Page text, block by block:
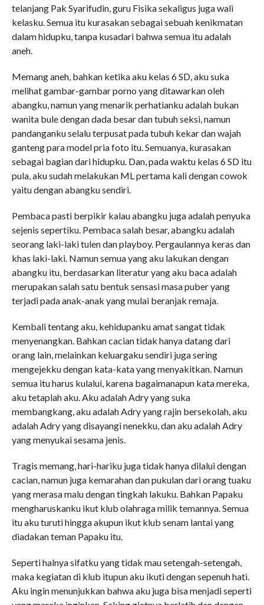
telanjang Pak Syarifudin, guru Fisika sekaligus juga wali
kelasku. Semua itu kurasakan sebagai sebuah kenikmatan
dalam hidupku, tanpa kusadari bahwa semua itu adalah
aneh.
Memang aneh, bahkan ketika aku kelas 6 SD, aku suka
melihat gambar-gambar porno yang ditawarkan oleh
abangku, namun yang menarik perhatianku adalah bukan
wanita bule dengan dada besar dan tubuh seksi, namun
pandanganku selalu terpusat pada tubuh kekar dan wajah
ganteng para model pria foto itu. Semuanya, kurasakan
sebagai bagian dari hidupku. Dan, pada waktu kelas 6 SD itu
pula, aku sudah melakukan ML pertama kali dengan cowok
yaitu dengan abangku sendiri.
Pembaca pasti berpikir kalau abangku juga adalah penyuka
sejenis sepertiku. Pembaca salah besar, abangku adalah
seorang laki-laki tulen dan playboy. Pergaulannya keras dan
khas laki-laki. Namun semua yang aku lakukan dengan
abangku itu, berdasarkan literatur yang aku baca adalah
merupakan salah satu bentuk sensasi masa puber yang
terjadi pada anak-anak yang mulai beranjak remaja.
Kembali tentang aku, kehidupanku amat sangat tidak
menyenangkan. Bahkan cacian tidak hanya datang dari
orang lain, melainkan keluargaku sendiri juga sering
mengejekku dengan kata-kata yang menyakitkan. Namun
semua itu harus kulalui, karena bagaimanapun kata mereka,
aku tetaplah aku. Aku adalah Adry yang suka
membangkang, aku adalah Adry yang rajin bersekolah, aku
adalah Adry yang disayangi nenekku, dan aku adalah Adry
yang menyukai sesama jenis.
Tragis memang, hari-hariku juga tidak hanya dilalui dengan
cacian, namun juga kemarahan dan pukulan dari orang tuaku
yang merasa malu dengan tingkah lakuku. Bahkan Papaku
mengharuskanku ikut klub olahraga milik temannya. Semua
itu aku turuti hingga akupun ikut klub senam lantai yang
diadakan teman Papaku itu.
Seperti halnya sifatku yang tidak mau setengah-setengah,
maka kegiatan di klub itupun aku ikuti dengan sepenuh hati.
Aku ingin menunjukkan bahwa aku juga bisa menjadi seperti